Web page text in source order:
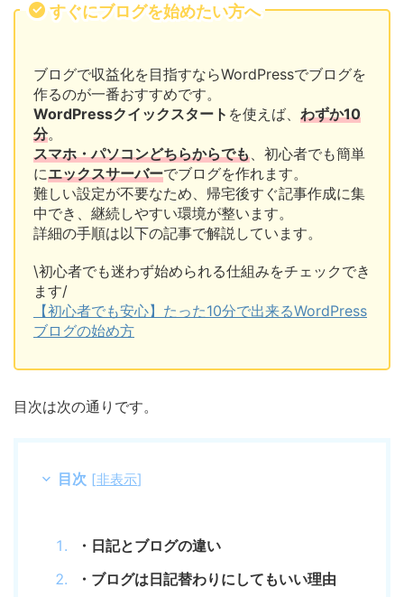
すぐにブログを始めたい方へ
ブログで収益化を目指すならWordPressでブログを
作るのが一番おすすめです。
WordPressクイックスタート を使えば、 わずか10
分。
スマホ・パソコンどちらからでも 、初心者でも簡単
にエックスサーバーでブログを作れます。
難しい設定が不要なため、帰宅後すぐ記事作成に集
中でき、継続しやすい環境が整います。
詳細の手順は以下の記事で解説しています。
\初心者でも迷わず始められる仕組みをチェックでき
ます/
【初心者でも安心】たった10分で出来るWordPress
ブログの始め方
目次は次の通りです。
目次 [非表示]
・日記とブログの違い
・ブログは日記替わりにしてもいい理由